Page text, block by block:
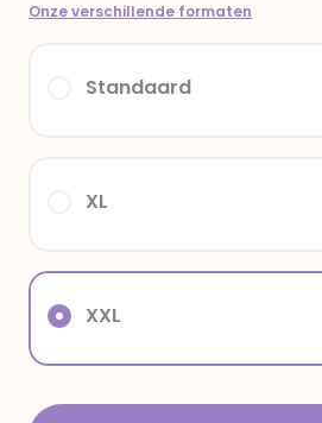
Onze verschillende formaten
XXL
XL
Standaard